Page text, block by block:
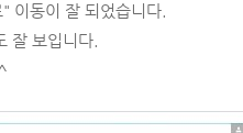
이동이 잘 되었습니다.
잘 보입니다.